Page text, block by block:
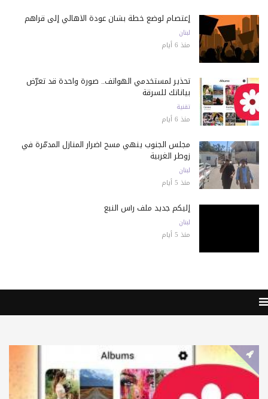
إعتصام لوضع خطة بشأن عودة الأهالي إلى قراهم
لبنان
منذ 6 أيام
تحذير لمستخدمي الهواتف.. صورة واحدة قد تعرّض
بياناتك للسرقة
تقنية
منذ 6 أيام
مجلس الجنوب ينهي مسح أضرار المنازل المدمّرة في
زوطر الغربية
لبنان
منذ 5 أيام
إليكم جديد ملف رأس النبع
لبنان
منذ 5 أيام